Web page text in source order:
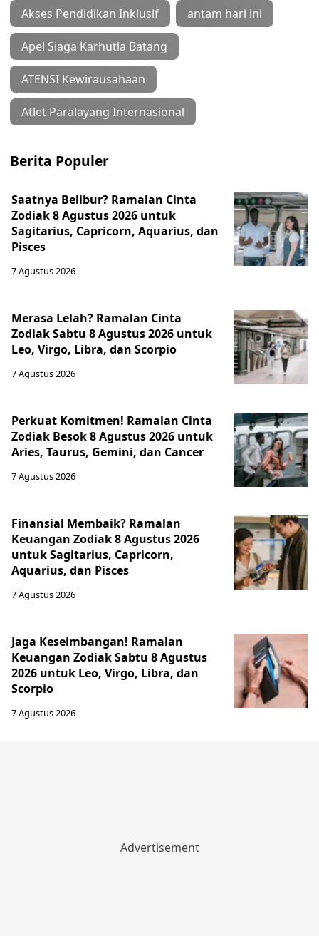
Akses Pendidikan Inklusif antam hari ini
Apel Siaga Karhutla Batang
ATENSI Kewirausahaan
Atlet Paralayang Internasional
Berita Populer
Saatnya Belibur? Ramalan Cinta
Zodiak 8 Agustus 2026 untuk
Sagitarius, Capricorn, Aquarius, dan
Pisces
7 Agustus 2026
Merasa Lelah? Ramalan Cinta
Zodiak Sabtu 8 Agustus 2026 untuk
Leo, Virgo, Libra, dan Scorpio
7 Agustus 2026
Perkuat Komitmen! Ramalan Cinta
Zodiak Besok 8 Agustus 2026 untuk
Aries, Taurus, Gemini, dan Cancer
7 Agustus 2026
Finansial Membaik? Ramalan
Keuangan Zodiak 8 Agustus 2026
untuk Sagitarius, Capricorn,
Aquarius, dan Pisces
7 Agustus 2026
Jaga Keseimbangan! Ramalan
Keuangan Zodiak Sabtu 8 Agustus
2026 untuk Leo, Virgo, Libra, dan
Scorpio
7 Agustus 2026